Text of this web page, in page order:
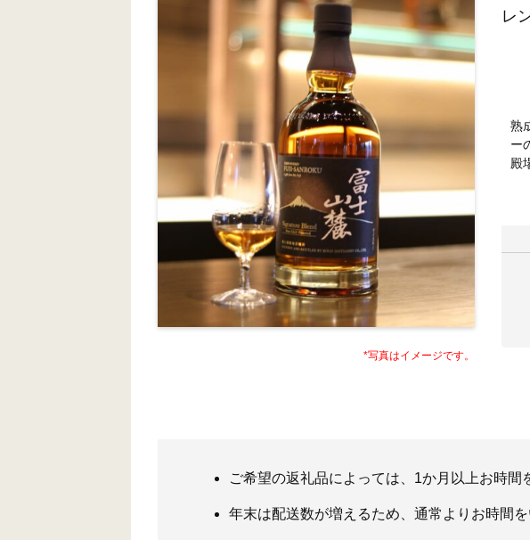
*写真はイメージです。
レ
熟
ー
殿
ご希望の返礼品によっては、1か月以上お時間
年末は配送数が増えるため、通常よりお時間